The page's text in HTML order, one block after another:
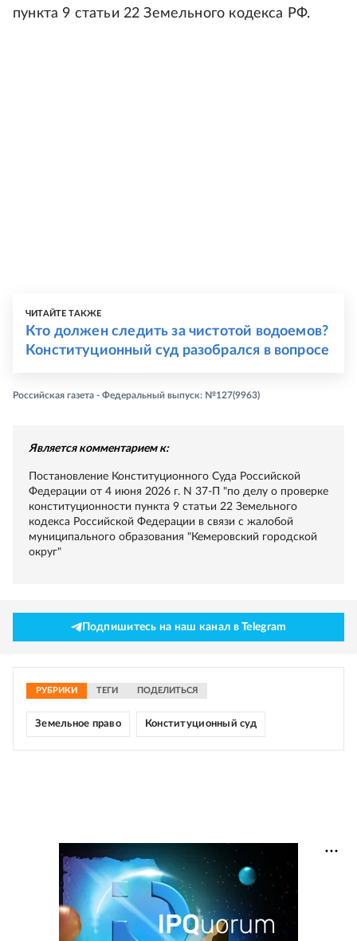
пункта 9 статьи 22 Земельного кодекса РФ.
ЧИТАЙТЕ ТАКЖЕ
Кто должен следить за чистотой водоемов?
Конституционный суд разобрался в вопросе
Российская газета - Федеральный выпуск: №127(9963)
Является комментарием к:
Постановление Конституционного Суда Российской
Федерации от 4 июня 2026 г. N 37-П "по делу о проверке
конституционности пункта 9 статьи 22 Земельного
кодекса Российской Федерации в связи с жалобой
муниципального образования "Кемеровский городской
округ"
Подпишитесь на наш канал в Telegram
РУБРИКИ ТЕГИ ПОДЕЛИТЬСЯ
Земельное право Конституционный суд